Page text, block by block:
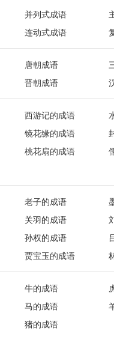
并列式成语
连动式成语
唐朝成语
晋朝成语
西游记的成语
镜花缘的成语
桃花扇的成语
老子的成语
关羽的成语
孙权的成语
贾宝玉的成语
牛的成语
马的成语
猪的成语